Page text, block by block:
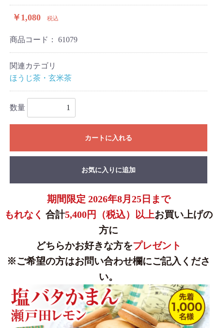
￥1,080 税込
商品コード： 61079
関連カテゴリ
ほうじ茶・玄米茶
数量
カートに入れる
お気に入りに追加
期間限定 2026年8月25日まで
もれなく 合計5,400円（税込）以上お買い上げの
方に
どちらかお好きな方をプレゼント
※ご希望の方はお問い合わせ欄にご記入くださ
い。